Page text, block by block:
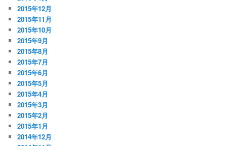
2015年12月
2015年11月
2015年10月
2015年9月
2015年8月
2015年7月
2015年6月
2015年5月
2015年4月
2015年3月
2015年2月
2015年1月
2014年12月